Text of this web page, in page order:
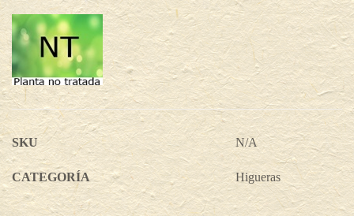
SKU N/A
CATEGORÍA Higueras